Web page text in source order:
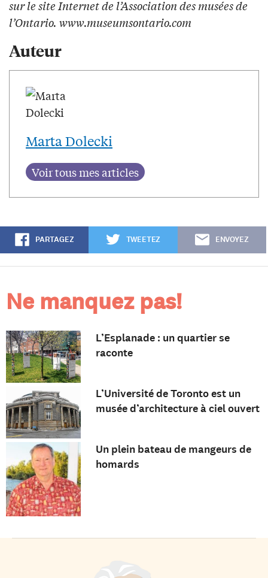
sur le site Internet de l’Association des musées de
l’Ontario. www.museumsontario.com
Auteur
Marta Dolecki
PARTAGEZ TWEETEZ ENVOYEZ
Ne manquez pas!
L’Esplanade : un quartier se
raconte
L’Université de Toronto est un
musée d’architecture à ciel ouvert
Un plein bateau de mangeurs de
homards